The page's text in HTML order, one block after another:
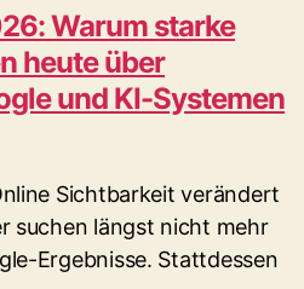
Warum starke
heute über
und KI-Systemen
Sichtbarkeit verändert
suchen längst nicht mehr
Ergebnisse. Stattdessen